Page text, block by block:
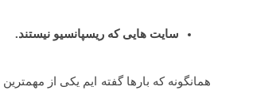
سایت هایی که ریسپانسیو نیستند.
همانگونه که بارها گفته ایم یکی از